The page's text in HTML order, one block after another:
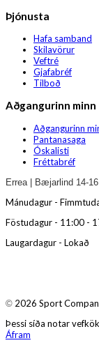
Þjónusta
Hafa samband
Skilavörur
Veftré
Gjafabréf
Tilboð
Aðgangurinn minn
Aðgangurinn
Pantanasaga
Óskalisti
Fréttabréf
Errea | Bæjarlind 14-
Mánudagur -
Föstudagur - 11:00 -
Laugardagur - Lokað
© 2026 Sport
Þessi síða notar
Áfram